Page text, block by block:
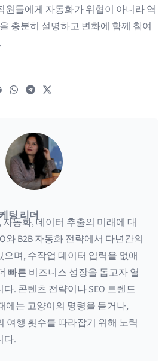
원들에게 자동화가 위협이 아니라 역
충분히 설명하고 변화에 함께 참여
Teams WhatsAppTelegram
팅 리더
자동화, 데이터 추출의 미래에 대
와 B2B 자동화 전략에서 다년간의
며, 수작업 데이터 입력을 없애
빠른 비즈니스 성장을 돕고자 열
. 콘텐츠 전략이나 SEO 트렌드
에는 고양이의 명령을 듣거나,
여행 횟수를 따라잡기 위해 노력
다.